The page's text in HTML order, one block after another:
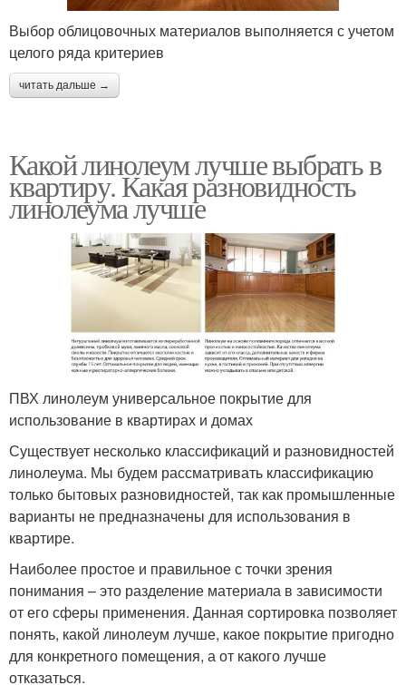
Выбор облицовочных материалов выполняется с учетом
целого ряда критериев
читать дальше →
Какой линолеум лучше выбрать в
квартиру. Какая разновидность
линолеума лучше
ПВХ линолеум универсальное покрытие для
использование в квартирах и домах
Существует несколько классификаций и разновидностей
линолеума. Мы будем рассматривать классификацию
только бытовых разновидностей, так как промышленные
варианты не предназначены для использования в
квартире.
Наиболее простое и правильное с точки зрения
понимания – это разделение материала в зависимости
от его сферы применения. Данная сортировка позволяет
понять, какой линолеум лучше, какое покрытие пригодно
для конкретного помещения, а от какого лучше
отказаться.